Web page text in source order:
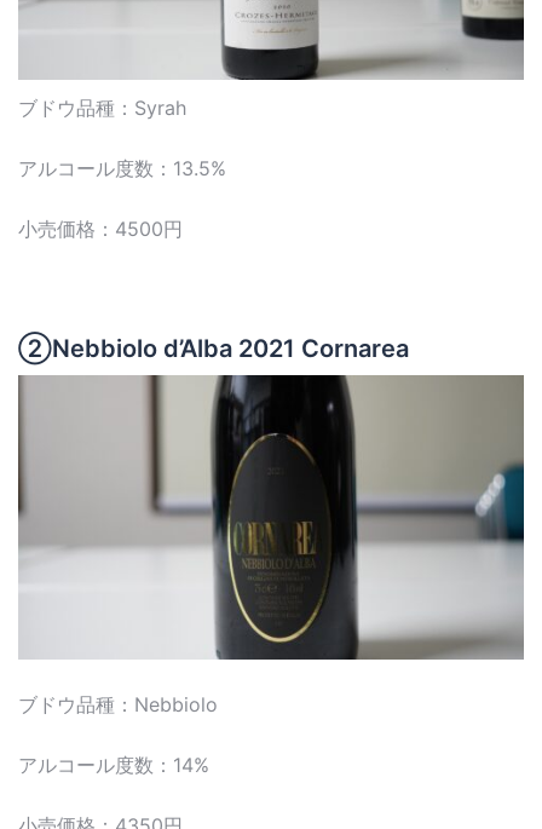
ブドウ品種：Syrah
アルコール度数：13.5%
小売価格：4500円
②Nebbiolo d’Alba 2021 Cornarea
ブドウ品種：Nebbiolo
アルコール度数：14%